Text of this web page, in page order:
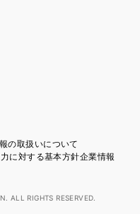
の取扱いについて
に対する基本方針企業情報
ALL RIGHTS RESERVED.